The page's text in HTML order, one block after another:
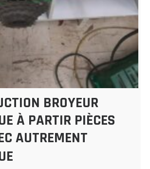
BROYEUR
À PARTIR PIÈCES
AUTREMENT